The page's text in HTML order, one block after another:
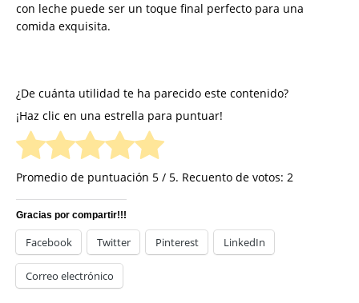
con leche puede ser un toque final perfecto para una
comida exquisita.
¿De cuánta utilidad te ha parecido este contenido?
¡Haz clic en una estrella para puntuar!
Promedio de puntuación 5 / 5. Recuento de votos: 2
Gracias por compartir!!!
Facebook Twitter Pinterest LinkedIn
Correo electrónico